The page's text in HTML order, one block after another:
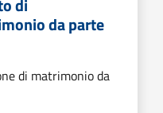
da parte
di matrimonio da